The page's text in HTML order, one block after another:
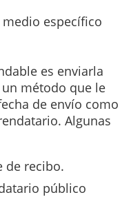
específico
es enviarla
método que le
de envío como
Algunas
de recibo.
público